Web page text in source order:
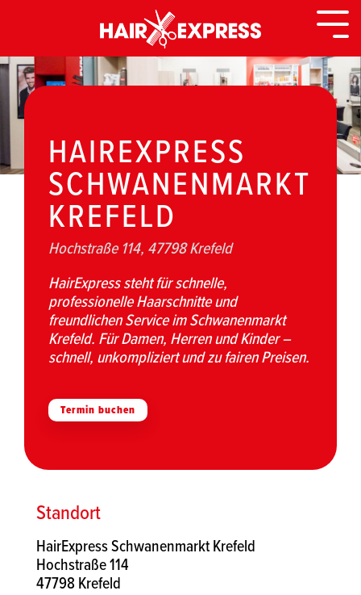
HAIREXPRESS
SCHWANENMARKT
KREFELD
Hochstraße 114, 47798 Krefeld
HairExpress steht für schnelle,
professionelle Haarschnitte und
freundlichen Service im Schwanenmarkt
Krefeld. Für Damen, Herren und Kinder –
schnell, unkompliziert und zu fairen Preisen.
Termin buchen
Standort
HairExpress Schwanenmarkt Krefeld
Hochstraße 114
47798 Krefeld